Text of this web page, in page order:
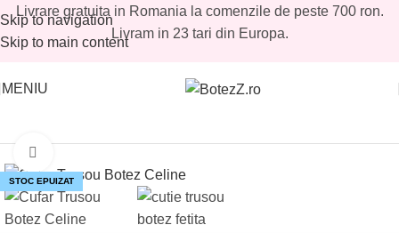
Skip to navigation
Skip to main content
Livrare gratuita in Romania la comenzile de peste 700 ron.
Livram in 23 tari din Europa.
MENIU
STOC EPUIZAT